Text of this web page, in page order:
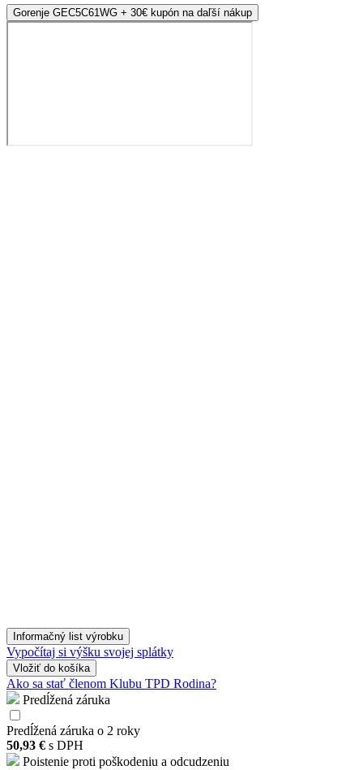
Gorenje GEC5C61WG + 30€ kupón na daľší nákup
Informačný list výrobku
Vypočítaj si výšku svojej splátky
Vložiť do košíka
Ako sa stať členom Klubu TPD Rodina?
Predĺžená záruka
Predĺžená záruka o 2 roky
50,93 € s DPH
Poistenie proti poškodeniu a odcudzeniu